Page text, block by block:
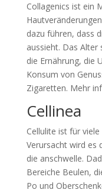
Collagenics ist ein
dazu führen, dass
aussieht. Das Alter
die Ernährung, die
Konsum von
Zigaretten. Mehr
Cellinea
Cellulite ist für
Verursacht wird es
die anschwelle.
Bereiche Beulen,
Po und